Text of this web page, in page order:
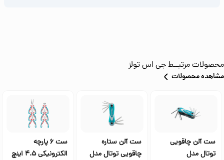
محصولات مرتبــطجی اس تولز
مشاهده محصولات
ست آلن چاقویی
توتال مدل
ست آلن ستاره
چاقویی توتال مدل
ست 6 پارچه
الکترونیکی 4.5 اینچ